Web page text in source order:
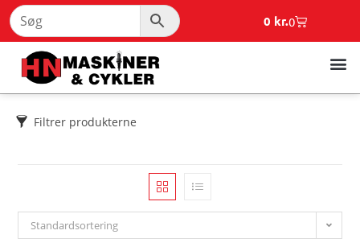
0 kr.0
Filtrer produkterne
Standardsortering